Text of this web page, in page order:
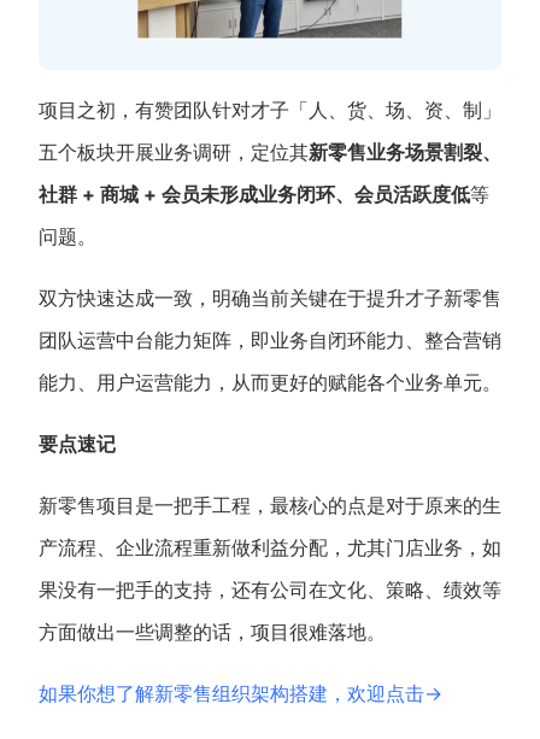
数据通服务
项目之初，有赞团队针对才子「人、货、场、资、制」
五个板块开展业务调研，定位其新零售业务场景割裂、
社群 + 商城 + 会员未形成业务闭环、会员活跃度低等
问题。
双方快速达成一致，明确当前关键在于提升才子新零售
团队运营中台能力矩阵，即业务自闭环能力、整合营销
能力、用户运营能力，从而更好的赋能各个业务单元。
要点速记
新零售项目是一把手工程，最核心的点是对于原来的生
产流程、企业流程重新做利益分配，尤其门店业务，如
果没有一把手的支持，还有公司在文化、策略、绩效等
方面做出一些调整的话，项目很难落地。
如果你想了解新零售组织架构搭建，欢迎点击→